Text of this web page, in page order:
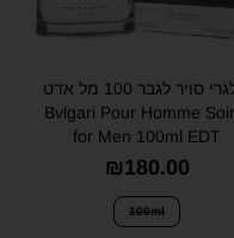
בולגרי סויר לגבר 100 מל אדט
– Bvlgari Pour Homme Soir
for Men 100ml EDT
₪180.00
100ml